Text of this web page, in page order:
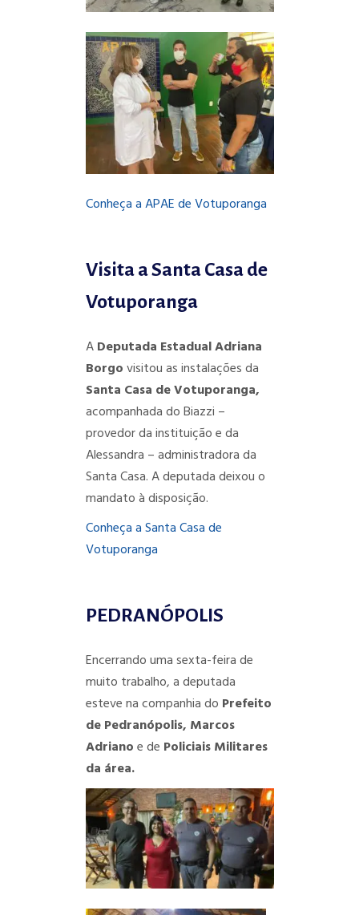
Conheça a APAE de Votuporanga
Visita a Santa Casa de
Votuporanga
ADeputada Estadual Adriana
Borgovisitou as instalações da
Santa Casa de Votuporanga,
acompanhada do Biazzi –
provedor da instituição e da
Alessandra – administradora da
Santa Casa. A deputada deixou o
mandato à disposição.
Conheça a Santa Casa de
Votuporanga
PEDRANÓPOLIS
Encerrando uma sexta-feira de
muito trabalho, a deputada
esteve na companhia do Prefeito
de Pedranópolis, Marcos
Adrianoe de Policiais Militares
da área.